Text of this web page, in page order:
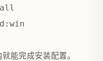
能完成安装配置。